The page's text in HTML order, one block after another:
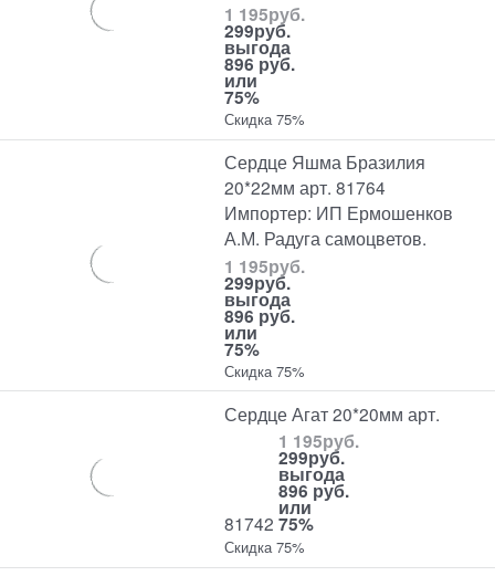
1 195руб.
299руб.
выгода
896 руб.
или
75%
Скидка 75%
Сердце Яшма Бразилия
20*22мм арт. 81764
Импортер: ИП Ермошенков
А.М. Радуга самоцветов.
1 195руб.
299руб.
выгода
896 руб.
или
75%
Скидка 75%
Сердце Агат 20*20мм арт.
81742
1 195руб.
299руб.
выгода
896 руб.
или
75%
Скидка 75%